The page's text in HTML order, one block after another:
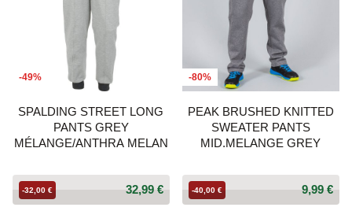
-49%
SPALDING STREET LONG
PANTS GREY
MÉLANGE/ANTHRA MELAN
32,99 €
-32,00 €
-80%
PEAK BRUSHED KNITTED
SWEATER PANTS
MID.MELANGE GREY
9,99 €
-40,00 €